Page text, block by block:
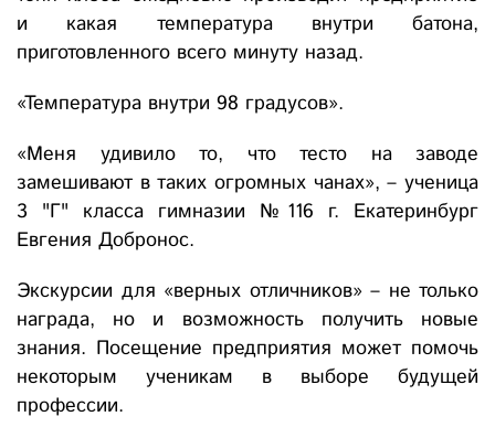
и какая температура внутри батона,
приготовленного всего минуту назад.
«Температура внутри 98 градусов».
«Меня удивило то, что тесто на заводе
замешивают в таких огромных чанах», – ученица
3 "Г" класса гимназии №116 г. Екатеринбург
Евгения Добронос.
Экскурсии для «верных отличников» – не только
награда, но и возможность получить новые
знания. Посещение предприятия может помочь
некоторым ученикам в выборе будущей
профессии.